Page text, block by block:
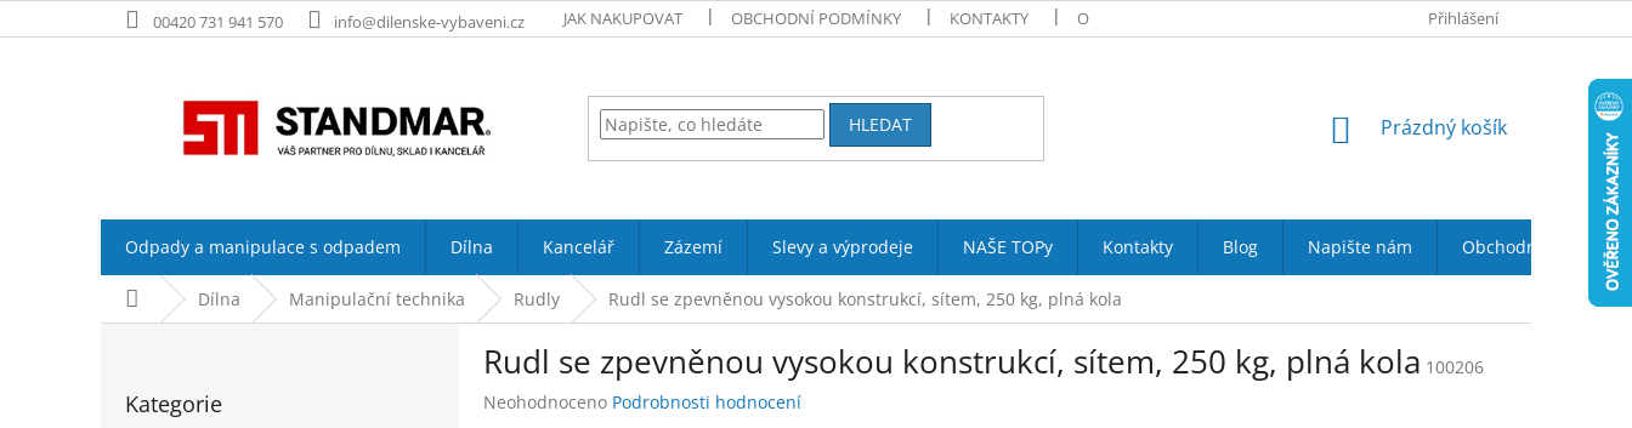
na
00420 731 941 570 info@dilenske-vybaveni.cz JAK NAKUPOVAT OBCHODNÍ PODMÍNKY KONTAKTY O NÁS DOPRAVA A PLATBA
Přihlášení
HLEDAT
NÁKUPNÍ
Prázdný košík
Odpady a manipulace s odpadem Dílna Kancelář Zázemí Slevy a výprodeje NAŠE TOPy Kontakty Blog Napište nám Obchodní podmínky
Domů Dílna Manipulační technika Rudly Rudl se zpevněnou vysokou konstrukcí, sítem, 250 kg, plná kola
kategorie
Kategorie
Rudl se zpevněnou vysokou konstrukcí, sítem, 250 kg, plná kola 100206
Průměrné
Neohodnoceno Podrobnosti hodnocení